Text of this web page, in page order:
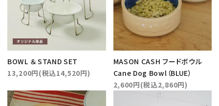
BOWL ＆ STAND SET
13,200円(税込14,520円)
MASON CASH フードボウル
Cane Dog Bowl（BLUE）
2,600円(税込2,860円)